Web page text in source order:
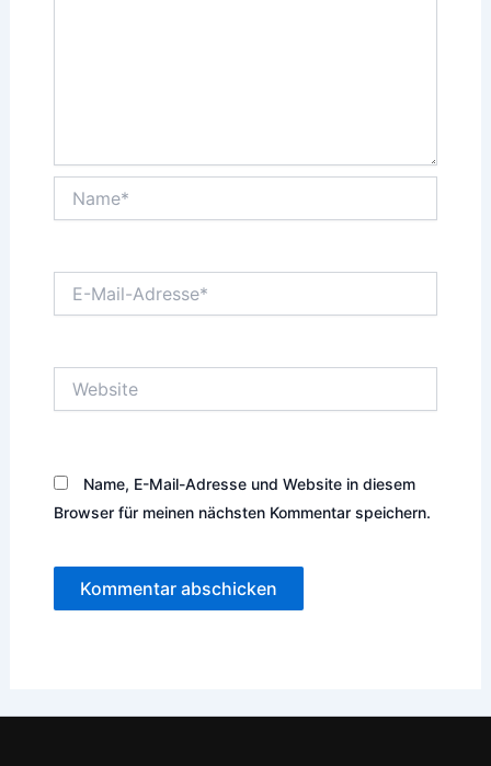
Mail-
Name, E-Mail-Adresse und Website in diesem
Browser für meinen nächsten Kommentar speichern.